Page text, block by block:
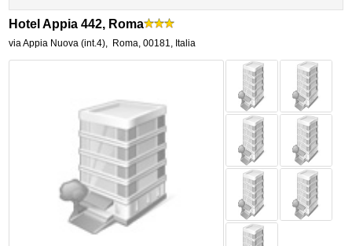
Hotel Appia 442, Roma
via Appia Nuova (int.4), Roma,00181, Italia